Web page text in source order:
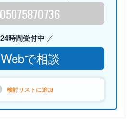
05075870736
24時間受付中
Webで相談
検討リストに追加